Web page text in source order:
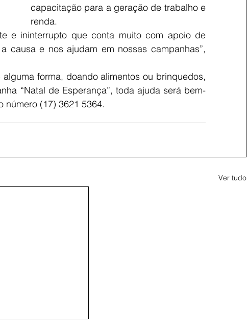
capacitação para a geração de trabalho e
renda.
e ininterrupto que conta muito com apoio de
causa e nos ajudam em nossas campanhas”,
forma, doando alimentos ou brinquedos,
“Natal de Esperança”, toda ajuda será bem-
número (17) 3621 5364.
Ver tudo